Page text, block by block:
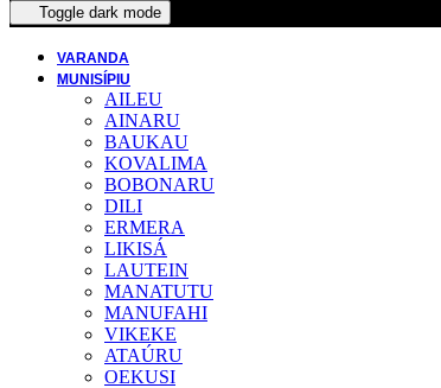
Toggle dark mode
VARANDA
MUNISÍPIU
AILEU
AINARU
BAUKAU
KOVALIMA
BOBONARU
DILI
ERMERA
LIKISÁ
LAUTEIN
MANATUTU
MANUFAHI
VIKEKE
ATAÚRU
OEKUSI